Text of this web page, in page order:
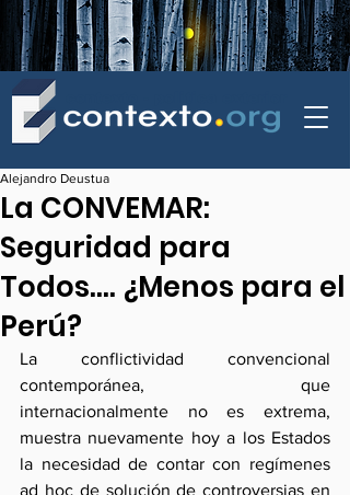
La CONVEMAR:
Seguridad para
Todos…. ¿Menos para el
Perú?
Alejandro Deustua
La conflictividad convencional
contemporánea, que
internacionalmente no es extrema,
muestra nuevamente hoy a los Estados
la necesidad de contar con regímenes
ad hoc de solución de controversias en